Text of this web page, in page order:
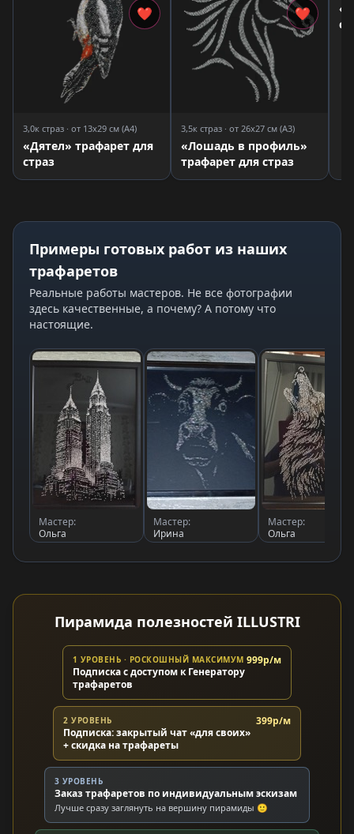
❤
3,0к страз · от 13x29 см (A4)
«Дятел» трафарет для
страз
❤
3,5к страз · от 26x27 см (A3)
«Лошадь в профиль»
трафарет для страз
Примеры готовых работ из наших
трафаретов
Реальные работы мастеров. Не все фотографии
здесь качественные, а почему? А потому что
настоящие.
Мастер:
Ольга
Мастер:
Ирина
Мастер:
Ольга
Пирамида полезностей ILLUSTRI
1 УРОВЕНЬ · РОСКОШНЫЙ МАКСИМУМ
Подписка с доступом к Генератору
трафаретов
999р/м
2 УРОВЕНЬ
Подписка: закрытый чат «для своих»
+ скидка на трафареты
399р/м
3 УРОВЕНЬ
Заказ трафаретов по индивидуальным эскизам
Лучше сразу заглянуть на вершину пирамиды 🙂